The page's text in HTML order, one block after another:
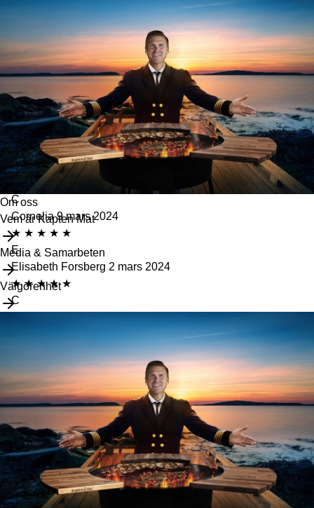
Om oss
Vem är Kapten Mat
Media & Samarbeten
Välgörenhet
★
Mikael Larsson
13 juni 2024
★ ★ ★ ★ ★
B
Beatrice 4 maj 2024
★
★ ★ ★ ★
Bra
M
Marion Jern 9 mars 2024
★
★
C
Cornelia 9 mars 2024
★ ★ ★ ★ ★
E
Elisabeth Forsberg 2 mars 2024
★ ★ ★ ★ ★
C
Christoffer Hagström
20 februari 2024
Var kanon bra
Visa fler recensioner (20 kvar)
Relaterade produkter